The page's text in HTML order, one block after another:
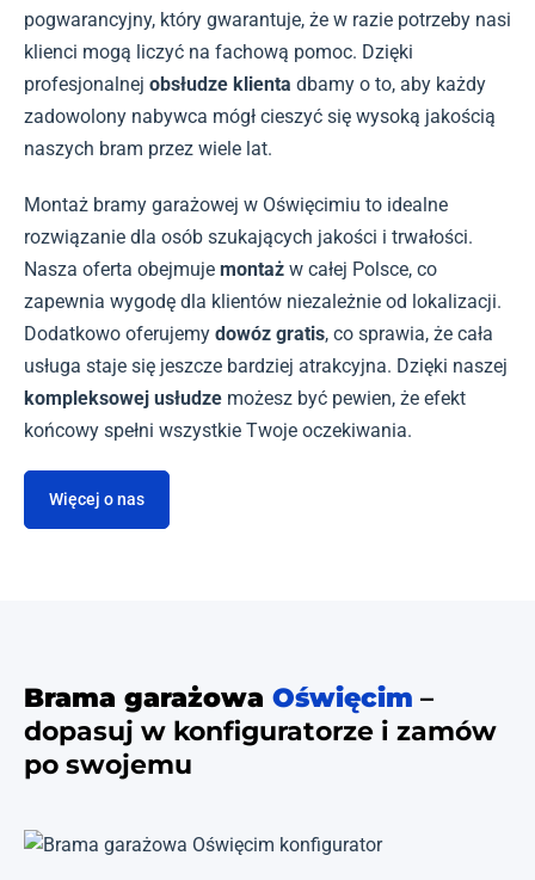
pogwarancyjny, który gwarantuje, że w razie potrzeby nasi
klienci mogą liczyć na fachową pomoc. Dzięki
profesjonalnej obsłudze klienta dbamy o to, aby każdy
zadowolony nabywca mógł cieszyć się wysoką jakością
naszych bram przez wiele lat.
Montaż bramy garażowej w Oświęcimiu to idealne
rozwiązanie dla osób szukających jakości i trwałości.
Nasza oferta obejmuje montaż w całej Polsce, co
zapewnia wygodę dla klientów niezależnie od lokalizacji.
Dodatkowo oferujemy dowóz gratis, co sprawia, że cała
usługa staje się jeszcze bardziej atrakcyjna. Dzięki naszej
kompleksowej usłudze możesz być pewien, że efekt
końcowy spełni wszystkie Twoje oczekiwania.
Więcej o nas
Brama garażowa Oświęcim –
dopasuj w konfiguratorze i zamów
po swojemu